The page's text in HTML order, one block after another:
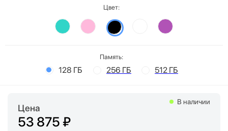
Цвет:
Память:
128 ГБ 256 ГБ 512 ГБ
Цена
53 875 ₽
В наличии